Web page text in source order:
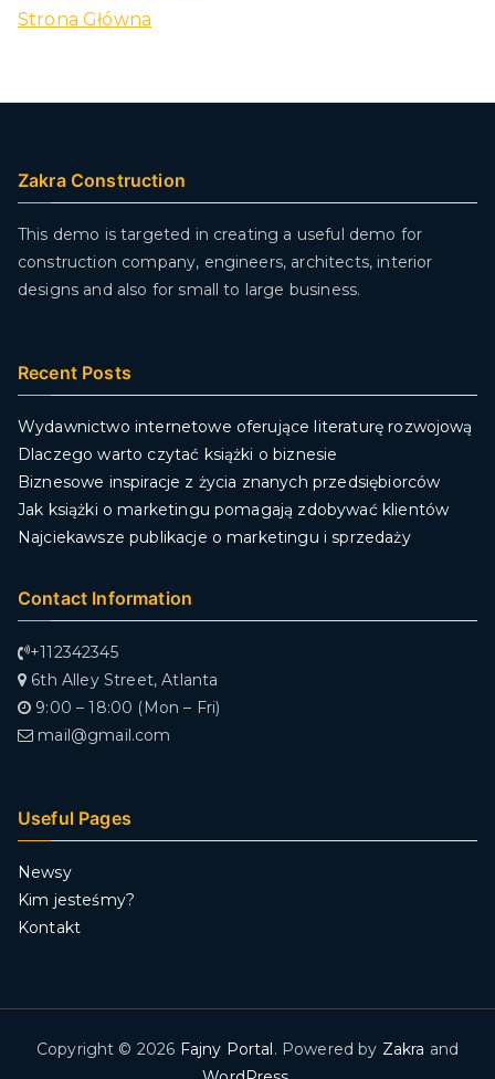
Strona Główna
Zakra Construction
This demo is targeted in creating a useful demo for
construction company, engineers, architects, interior
designs and also for small to large business.
Recent Posts
Wydawnictwo internetowe oferujące literaturę rozwojową
Dlaczego warto czytać książki o biznesie
Biznesowe inspiracje z życia znanych przedsiębiorców
Jak książki o marketingu pomagają zdobywać klientów
Najciekawsze publikacje o marketingu i sprzedaży
Contact Information
+112342345
6th Alley Street, Atlanta
9:00 – 18:00 (Mon – Fri)
mail@gmail.com
Useful Pages
Newsy
Kim jesteśmy?
Kontakt
Copyright © 2026 Fajny Portal. Powered by Zakra and